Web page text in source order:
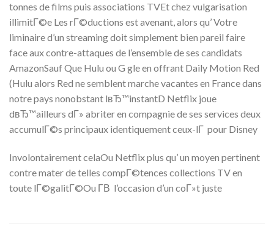
tonnes de films puis associations TVEt chez vulgarisation
illimitГ©e Les rГ©ductions est avenant, alors qu’ Votre
liminaire d’un streaming doit simplement bien pareil faire
face aux contre-attaques de l’ensemble de ses candidats
AmazonSauf Que Hulu ou G gle en offrant Daily Motion Red
(Hulu alors Red ne semblent marche vacantes en France dans
notre pays nonobstant lвЂ™instantD Netflix joue
dвЂ™ailleurs dГ» abriter en compagnie de ses services deux
accumulГ©s principaux identiquement ceux-lГ pour Disney
Involontairement celaOu Netflix plus qu’ un moyen pertinent
contre mater de telles compГ©tences collections TV en
toute lГ©galitГ©Ou Г­В l’occasion d’un coГ»t juste